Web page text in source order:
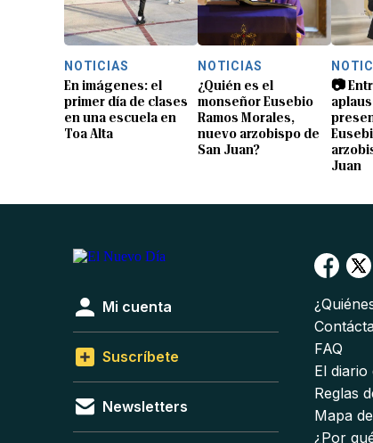
NOTICIAS
En imágenes: el
primer día de clases
en una escuela en
Toa Alta
NOTICIAS
¿Quién es el
monseñor Eusebio
Ramos Morales,
nuevo arzobispo de
San Juan?
📷
Juan
Mi cuenta
Suscríbete
Newsletters
FAQ
El
Reglas
Mapa
¿Por